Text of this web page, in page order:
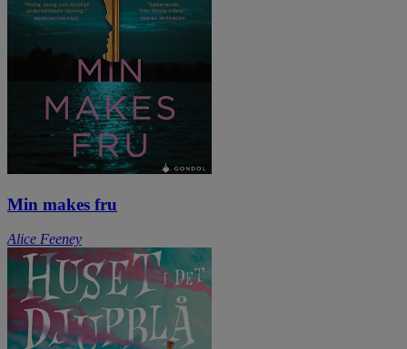
Min makes fru
Alice Feeney